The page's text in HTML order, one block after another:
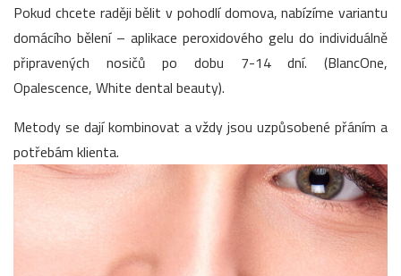
Pokud chcete raději bělit v pohodlí domova, nabízíme variantu
domácího bělení – aplikace peroxidového gelu do individuálně
připravených nosičů po dobu 7-14 dní. (BlancOne,
Opalescence, White dental beauty).
Metody se dají kombinovat a vždy jsou uzpůsobené přáním a
potřebám klienta.